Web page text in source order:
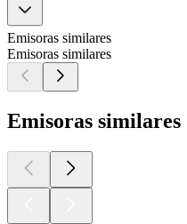
Emisoras similares
Emisoras similares
Emisoras similares